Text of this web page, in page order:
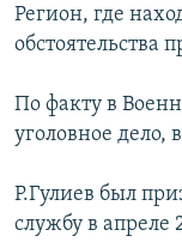
Регион, где
обстоятельства
По факту в
уголовное дело,
Р.Гулиев был
службу в апреле